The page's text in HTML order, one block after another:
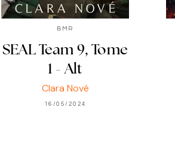
BMR
SEAL Team 9, Tome
1 - Alt
Clara Nové
16/05/2024